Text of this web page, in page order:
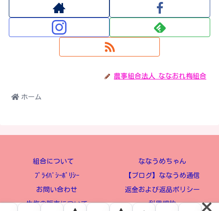
農事組合法人 ななおれ梅組合
ホーム
組合について ななうめちゃん
ﾌﾟﾗｲﾊﾞｼｰﾎﾟﾘｼｰ 【ブログ】ななうめ通信
お問い合わせ 返金および返品ポリシー
生梅の販売について 利用規約